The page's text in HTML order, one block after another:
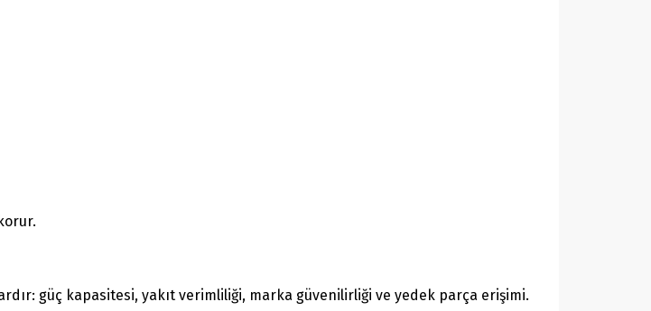
güç kapasitesi, yakıt verimliliği, marka güvenilirliği ve yedek parça erişimi.